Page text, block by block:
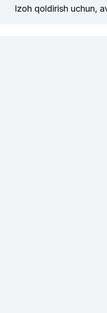
Izoh qoldirish uchun,